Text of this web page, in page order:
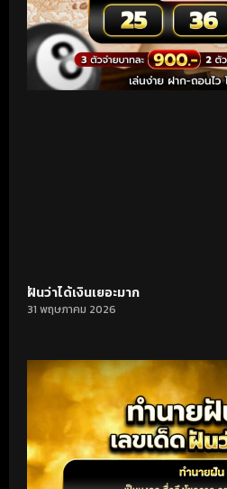
ฝันว่าได้เงินเยอะมาก
31 พฤษภาคม 2026